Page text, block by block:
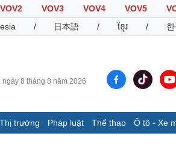
VOV2 VOV3 VOV4 VOV5
/ 日本語 / ខ្មែរ /
ngày 8 tháng 8 năm 2026
Thị trường Pháp luật Thể thao Ô tô - Xe